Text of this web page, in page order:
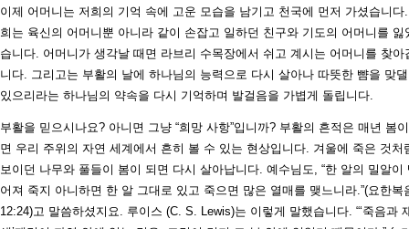
이제 어머니는 저희의 기억 속에 고운 모습을 남기고 천국에 먼저 가셨습니다
희는 육신의 어머니뿐 아니라 같이 손잡고 일하던 친구와 기도의 어머니를 잃
습니다. 어머니가 생각날 때면 라브리 수목장에서 쉬고 계시는 어머니를 찾아
니다. 그리고는 부활의 날에 하나님의 능력으로 다시 살아나 따뜻한 뺨을 맞
있으리라는 하나님의 약속을 다시 기억하며 발걸음을 가볍게 돌립니다.
부활을 믿으시나요? 아니면 그냥 “희망 사항”입니까? 부활의 흔적은 매년 봄
면 우리 주위의 자연 세계에서 흔히 볼 수 있는 현상입니다. 겨울에 죽은 것처
보이던 나무와 풀들이 봄이 되면 다시 살아납니다. 예수님도, “한 알의 밀알이
어져 죽지 아니하면 한 알 그대로 있고 죽으면 많은 열매를 맺느니라.”(요한복
12:24)고 말씀하셨지요. 루이스 (C. S. Lewis)는 이렇게 말했습니다. “‘죽음과